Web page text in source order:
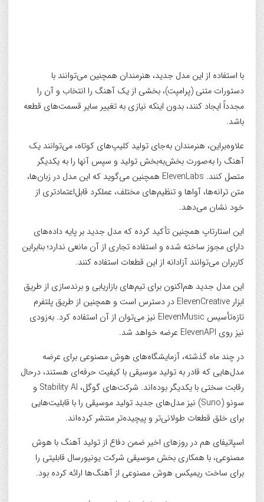
با استفاده از این مدل جدید، هنرمندان همچنین می‌توانند با
دستورات متنی (پرامپت)، بخشی از یک آهنگ را انتخاب و آن را
مجدداً ایجاد کنند، بدون اینکه نیازی به تغییر سایر قسمت‌های قطعه
باشد.
علاوه‌بر‌این، هنرمندان به‌جای تولید کلیپ‌های کوتاه، می‌توانند یک
آهنگ را به‌صورت بخش‌به‌بخش تولید و سپس آنها را به یکدیگر
متصل کنند. ElevenLabs همچنین می‌گوید که این مدل در زبان‌ها،
متن ترانه‌ها، آواها و تنظیم‌های مختلف، عملکرد قابل‌اعتمادتری از
خود نشان می‌دهد.
این استارتاپ همچنین تأکید کرده که مدل جدید بر پایه داده‌های
دارای مجوز ساخته شده و استفاده تجاری از آن مانعی ندارد؛ بنابراین
کاربران می‌توانند آزادانه از این قطعات استفاده کنند.
این مدل جدید هم‌اکنون برای تیم‌های بازاریابی و برندسازی از طریق
ابزار ElevenCreative در دسترس است و همچنین از طریق پلتفرم
تازه‌تأسیس ElevenMusic نیز می‌توان از آن استفاده کرد. به‌زودی
نیز روی ElevenAPI عرضه خواهد شد.
در چند ماه گذشته، آزمایشگاه‌های هوش مصنوعی برای عرضه
مدل‌هایی که قادر به تولید موسیقی با کیفیت حرفه‌ای هستند، درحال
رقابت سختی با یکدیگر بوده‌اند. شرکت‌های گوگل، Stability AI و
سونو (Suno) نیز مدل‌های جدید تولید موسیقی را با قابلیت‌هایی
برای خلق قطعات طولانی‌تر و پیچیده‌تر منتشر کرده‌اند.
اسپاتیفای هم در روزهای اخیر ضمن دفاع از تولید آهنگ با هوش
مصنوعی، با همکاری بخش موسیقی شرکت یونیورسال قابلیتی را
برای ساخت ریمیکس هوش مصنوعی از آهنگ‌ها ارائه کرده بود.